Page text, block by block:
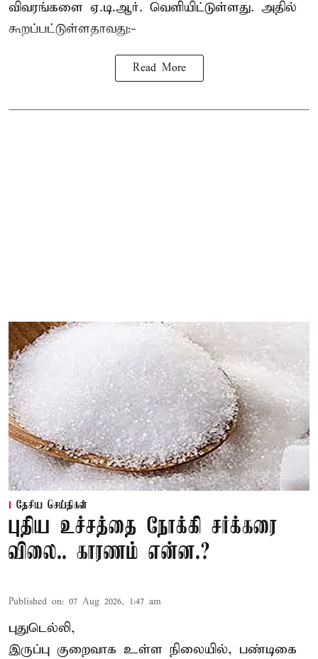
விவரங்களை ஏ.டி.ஆர். வெளியிட்டுள்ளது. அதில்
கூறப்பட்டுள்ளதாவது:-
Read More
தேசிய செய்திகள்
புதிய உச்சத்தை நோக்கி சர்க்கரை
விலை.. காரணம் என்ன.?
Published on: 07 Aug 2026, 1:47 am
புதுடெல்லி,
இருப்பு குறைவாக உள்ள நிலையில், பண்டிகை